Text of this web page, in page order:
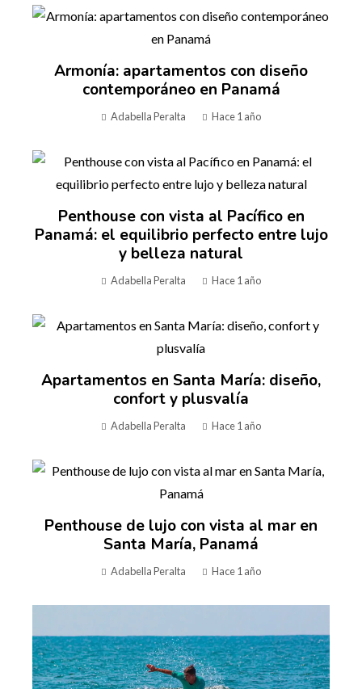
Armonía: apartamentos con diseño
contemporáneo en Panamá
Adabella Peralta Hace 1 año
Penthouse con vista al Pacífico en
Panamá: el equilibrio perfecto entre lujo
y belleza natural
Adabella Peralta Hace 1 año
Apartamentos en Santa María: diseño,
confort y plusvalía
Adabella Peralta Hace 1 año
Penthouse de lujo con vista al mar en
Santa María, Panamá
Adabella Peralta Hace 1 año